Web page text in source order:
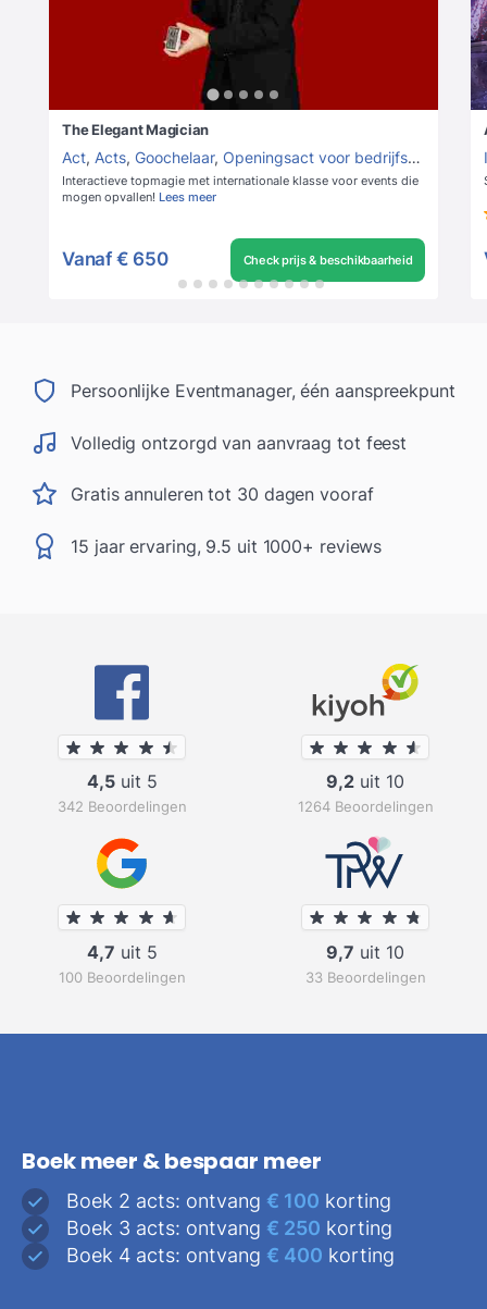
The Elegant Magician
Act, Acts, Goochelaar, Openingsact voor bedrijfsfeest
Interactieve topmagie met internationale klasse voor events die
mogen opvallen! Lees meer
Vanaf € 650 Check prijs & beschikbaarheid
Persoonlijke Eventmanager, één aanspreekpunt
Volledig ontzorgd van aanvraag tot feest
Gratis annuleren tot 30 dagen vooraf
15 jaar ervaring, 9.5 uit 1000+ reviews
4,5uit 5
342 Beoordelingen
9,2 uit 10
1264 Beoordelingen
4,7 uit 5
100 Beoordelingen
9,7 uit 10
33 Beoordelingen
Boek meer & bespaar meer
Boek 2 acts: ontvang € 100 korting
Boek 3 acts: ontvang € 250 korting
Boek 4 acts: ontvang € 400 korting